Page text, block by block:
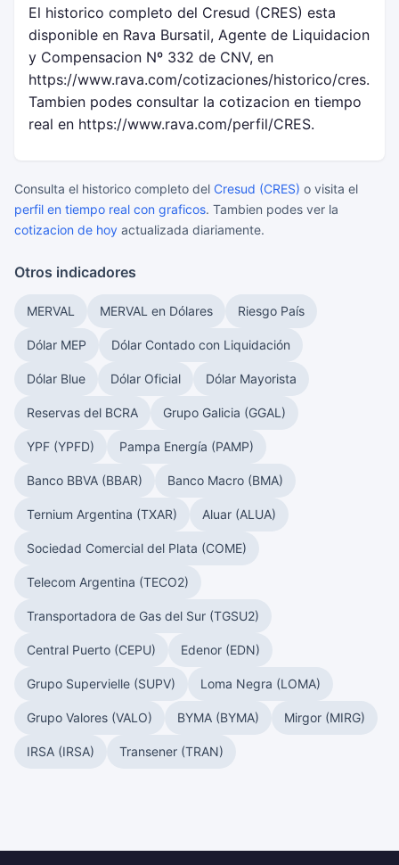
El historico completo del Cresud (CRES) esta
disponible en Rava Bursatil, Agente de Liquidacion
y Compensacion Nº 332 de CNV, en
https://www.rava.com/cotizaciones/historico/cres.
Tambien podes consultar la cotizacion en tiempo
real en https://www.rava.com/perfil/CRES.
Consulta el historico completo del Cresud (CRES) o visita el
perfil en tiempo real con graficos. Tambien podes ver la
cotizacion de hoy actualizada diariamente.
Otros indicadores
MERVAL MERVAL en Dólares Riesgo País
Dólar MEP Dólar Contado con Liquidación
Dólar Blue Dólar Oficial Dólar Mayorista
Reservas del BCRA Grupo Galicia (GGAL)
YPF (YPFD) Pampa Energía (PAMP)
Banco BBVA (BBAR) Banco Macro (BMA)
Ternium Argentina (TXAR) Aluar (ALUA)
Sociedad Comercial del Plata (COME)
Telecom Argentina (TECO2)
Transportadora de Gas del Sur (TGSU2)
Central Puerto (CEPU) Edenor (EDN)
Grupo Supervielle (SUPV) Loma Negra (LOMA)
Grupo Valores (VALO) BYMA (BYMA) Mirgor (MIRG)
IRSA (IRSA) Transener (TRAN)